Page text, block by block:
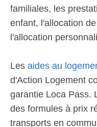
familiales, les
enfant, l'allocation
l'allocation
Les aides au
d'Action Logement
garantie Loca Pass.
des formules à prix
transports en